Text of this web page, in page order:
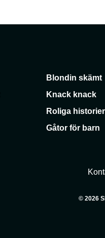
Blondin skämt
Knack knack
Roliga historier
Gåtor för barn
© 2026